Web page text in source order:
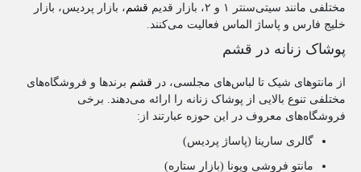
مختلفی مانند سیتی‌سنتر ۱ و ۲، بازار قدیم
قشم ، بازار پردیس، بازار
خلیج فارس و پاساژ الماس فعالیت می‌کنند.
پوشاک زنانه در قشم
از مانتوهای شیک تا لباس‌های مجلسی، در قشم برندها و فروشگاه‌های
مختلفی تنوع بالایی از پوشاک زنانه را ارائه می‌دهند. برخی
فروشگاه‌های معروف در این حوزه عبارتند از:
گالری سارینا (پاساژ پردیس)
مانتو فروشی ویونا (بازار ستاره)